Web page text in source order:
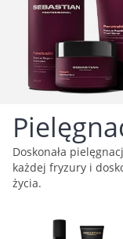
Doskonała
każdej fryzury i
życia.